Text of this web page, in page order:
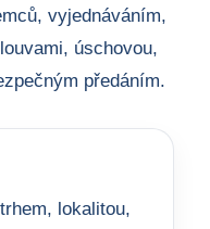
vyjednáváním,
úschovou,
předáním.
lokalitou,